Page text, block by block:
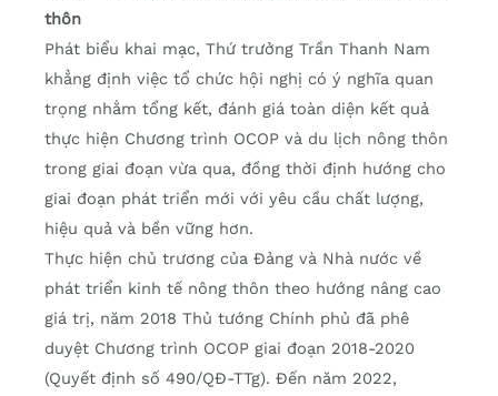
thôn
Phát biểu khai mạc, Thứ trưởng Trần Thanh Nam
khẳng định việc tổ chức hội nghị có ý nghĩa quan
trọng nhằm tổng kết, đánh giá toàn diện kết quả
thực hiện Chương trình OCOP và du lịch nông thôn
trong giai đoạn vừa qua, đồng thời định hướng cho
giai đoạn phát triển mới với yêu cầu chất lượng,
hiệu quả và bền vững hơn.
Thực hiện chủ trương của Đảng và Nhà nước về
phát triển kinh tế nông thôn theo hướng nâng cao
giá trị, năm 2018 Thủ tướng Chính phủ đã phê
duyệt Chương trình OCOP giai đoạn 2018-2020
(Quyết định số 490/QĐ-TTg). Đến năm 2022,